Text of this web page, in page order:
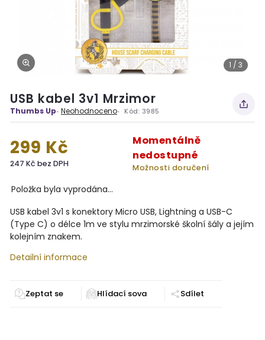
1 / 3
USB kabel 3v1 Mrzimor
Thumbs Up Neohodnoceno Kód: 3985
299 Kč
247 Kč bez DPH
Momentálně
nedostupné
Možnosti doručení
Položka byla vyprodána…
USB kabel 3v1 s konektory Micro USB, Lightning a USB-C
(Type C) o délce 1m ve stylu mrzimorské školní šály a jejím
kolejním znakem.
Detailní informace
Zeptat se Sdílet